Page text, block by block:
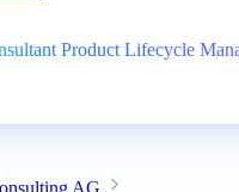
Product Lifecycle
AG